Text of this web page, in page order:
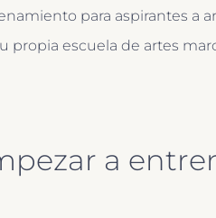
para aspirantes a
propia escuela de artes
a